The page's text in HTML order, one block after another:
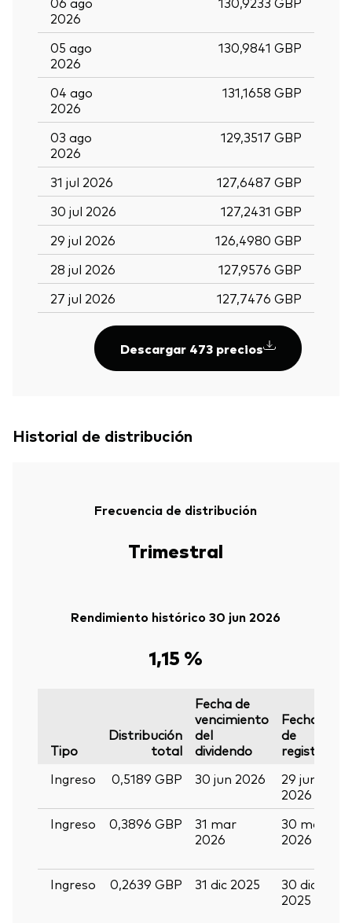
2026
05 ago
2026
130,9841 GBP
04 ago
2026
131,1658 GBP
03 ago
2026
129,3517 GBP
31 jul 2026
127,6487 GBP
30 jul 2026
127,2431 GBP
29 jul 2026
126,4980 GBP
28 jul 2026
127,9576 GBP
27 jul 2026
127,7476 GBP
Descargar 473 precios
Historial de distribución
Frecuencia de distribución
Trimestral
Rendimiento histórico 30 jun 2026
1,15 %
Tipo
Distribución
total
Fecha de
vencimiento
del
dividendo
Fecha
de
registro
Ingreso
0,5189 GBP 30 jun 2026
29 jun
2026
Ingreso
0,3896 GBP
31 mar
2026
30 mar
2026
Ingreso
0,2639 GBP 31 dic 2025
30 dic
2025